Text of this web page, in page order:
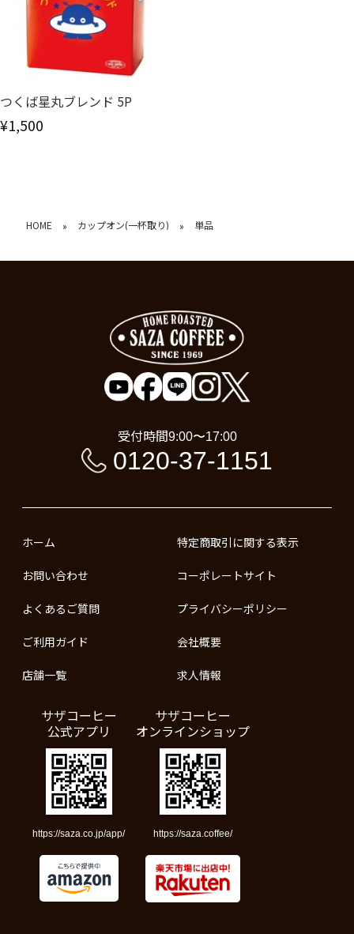
つくば星丸ブレンド 5P
¥1,500
HOME » カップオン(一杯取り) » 単品
受付時間9:00〜17:00
0120-37-1151
ホーム
お問い合わせ
よくあるご質問
ご利用ガイド
店舗一覧
特定商取引に関する表示
コーポレートサイト
プライバシーポリシー
会社概要
求人情報
サザコーヒー
公式アプリ
https://saza.co.jp/app/
サザコーヒー
オンラインショップ
https://saza.coffee/